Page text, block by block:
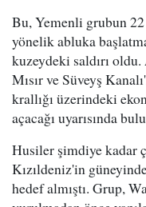
Bu, Yemenli grubun
yönelik abluka
kuzeydeki saldırı
Mısır ve Süveyş
krallığı üzerindeki
açacağı uyarısında
Husiler şimdiye kadar
Kızıldeniz'in
hedef almıştı. Grup,